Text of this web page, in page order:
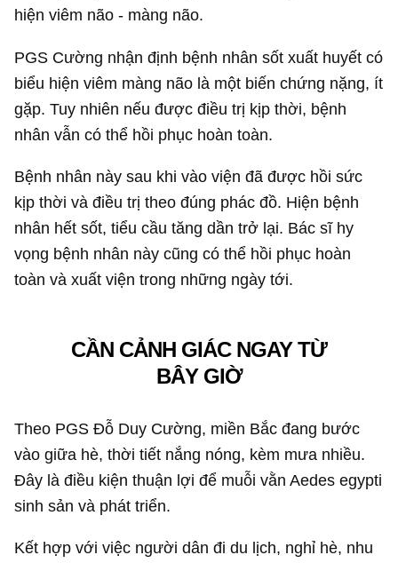
hiện viêm não - màng não.
PGS Cường nhận định bệnh nhân sốt xuất huyết có
biểu hiện viêm màng não là một biến chứng nặng, ít
gặp. Tuy nhiên nếu được điều trị kịp thời, bệnh
nhân vẫn có thể hồi phục hoàn toàn.
Bệnh nhân này sau khi vào viện đã được hồi sức
kịp thời và điều trị theo đúng phác đồ. Hiện bệnh
nhân hết sốt, tiểu cầu tăng dần trở lại. Bác sĩ hy
vọng bệnh nhân này cũng có thể hồi phục hoàn
toàn và xuất viện trong những ngày tới.
CẦN CẢNH GIÁC NGAY TỪ
BÂY GIỜ
Theo PGS Đỗ Duy Cường, miền Bắc đang bước
vào giữa hè, thời tiết nắng nóng, kèm mưa nhiều.
Đây là điều kiện thuận lợi để muỗi vằn Aedes egypti
sinh sản và phát triển.
Kết hợp với việc người dân đi du lịch, nghỉ hè, nhu